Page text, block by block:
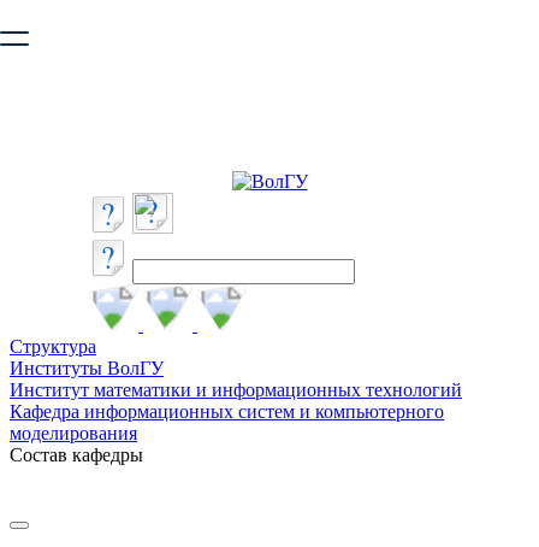
безопасную работу с сайтом. Пожалуйста
Структура
Институты ВолГУ
Институт математики и информационных технологий
Кафедра информационных систем и компьютерного
моделирования
Состав кафедры